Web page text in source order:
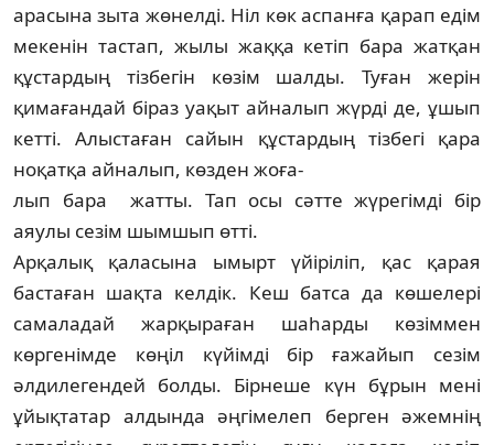
арасына зыта жөнелді. Ніл көк аспанға қарап едім
мекенін тастап, жылы жаққа кетіп бара жатқан
құстардың тізбегін көзім шалды. Туған жерін
қимағандай біраз уақыт айналып жүрді де, ұшып
кетті. Алыстаған сайын құстардың тізбегі қара
ноқатқа айналып, көзден жоға-
л­ып бара жатты. Тап осы сәтте жүрегімді бір
аяулы сезім шымшып өтті.
Арқалық қаласына ымырт үйіріліп, қас қарая
бастаған шақта келдік. Кеш батса да көше­лері
самаладай жарқыраған шаһарды көзіммен
көргенімде көңіл күйімді бір ғажайып сезім
әлдилегендей болды. Бірнеше күн бұрын мені
ұйықтатар алдында әңгіме­леп берген әжемнің